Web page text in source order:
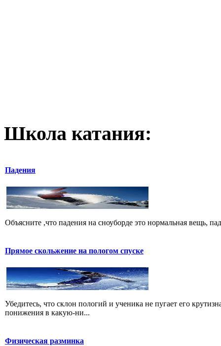
Школа катания:
Падения
Объясните ,что падения на сноуборде это нормальная вещь,
Прямое скольжение на пологом спуске
Убедитесь, что склон пологий и ученика не пугает его
понижения в какую-ни...
Физическая разминка